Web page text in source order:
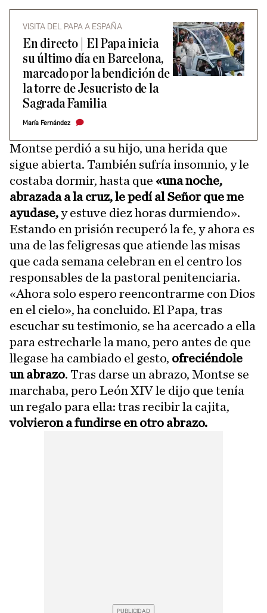
VISITA DEL PAPA A ESPAÑA
En directo | El Papa inicia
su último día en Barcelona,
marcado por la bendición de
la torre de Jesucristo de la
Sagrada Familia
María Fernández
Montse perdió a su hijo, una herida que
sigue abierta. También sufría insomnio, y le
costaba dormir, hasta que «una noche,
abrazada a la cruz, le pedí al Señor que me
ayudase,y estuve diez horas durmiendo».
Estando en prisión recuperó la fe, y ahora es
una de las feligresas que atiende las misas
que cada semana celebran en el centro los
responsables de la pastoral penitenciaria.
«Ahora solo espero reencontrarme con Dios
en el cielo», ha concluido. El Papa, tras
escuchar su testimonio, se ha acercado a ella
para estrecharle la mano, pero antes de que
llegase ha cambiado el gesto, ofreciéndole
un abrazo. Tras darse un abrazo, Montse se
marchaba, pero León XIV le dijo que tenía
un regalo para ella: tras recibir la cajita,
volvieron a fundirse en otro abrazo.